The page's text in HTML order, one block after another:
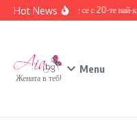
Skip to content
Hot News
Запознайте се с 20-те най-
Жената в теб!
Menu